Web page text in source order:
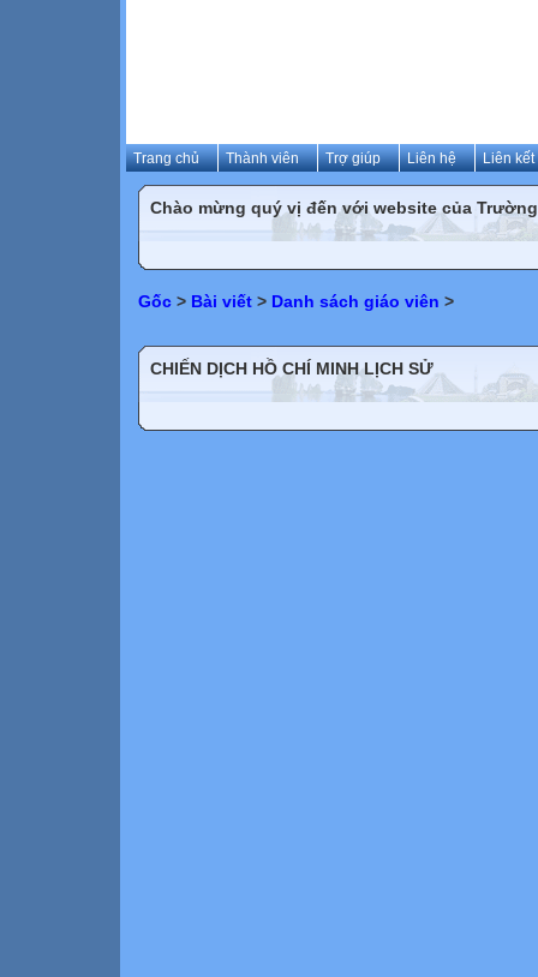
Trang chủ Thành viên Trợ giúp Liên hệ Liên kết
Chào mừng quý vị đến với website của Trường
Gốc > Bài viết > Danh sách giáo viên >
CHIẾN DỊCH HỒ CHÍ MINH LỊCH SỬ